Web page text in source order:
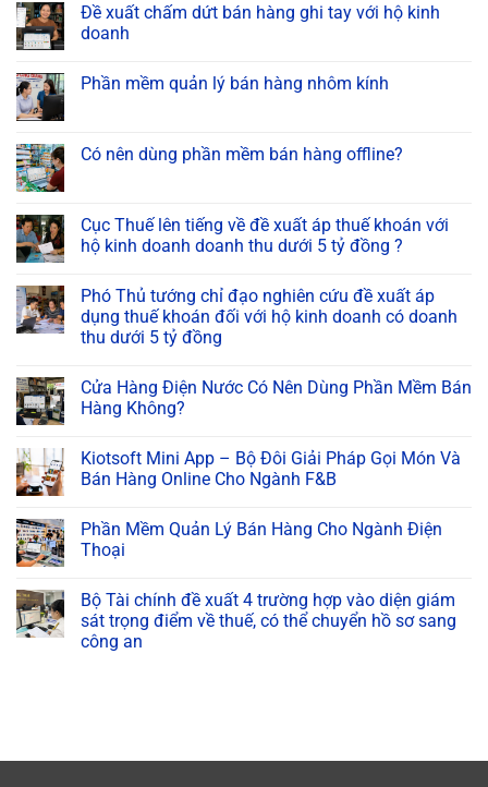
Đề xuất chấm dứt bán hàng ghi tay với hộ kinh
doanh
Phần mềm quản lý bán hàng nhôm kính
Có nên dùng phần mềm bán hàng offline?
Cục Thuế lên tiếng về đề xuất áp thuế khoán với
hộ kinh doanh doanh thu dưới 5 tỷ đồng ?
Phó Thủ tướng chỉ đạo nghiên cứu đề xuất áp
dụng thuế khoán đối với hộ kinh doanh có doanh
thu dưới 5 tỷ đồng
Cửa Hàng Điện Nước Có Nên Dùng Phần Mềm Bán
Hàng Không?
Kiotsoft Mini App – Bộ Đôi Giải Pháp Gọi Món Và
Bán Hàng Online Cho Ngành F&B
Phần Mềm Quản Lý Bán Hàng Cho Ngành Điện
Thoại
Bộ Tài chính đề xuất 4 trường hợp vào diện giám
sát trọng điểm về thuế, có thể chuyển hồ sơ sang
công an